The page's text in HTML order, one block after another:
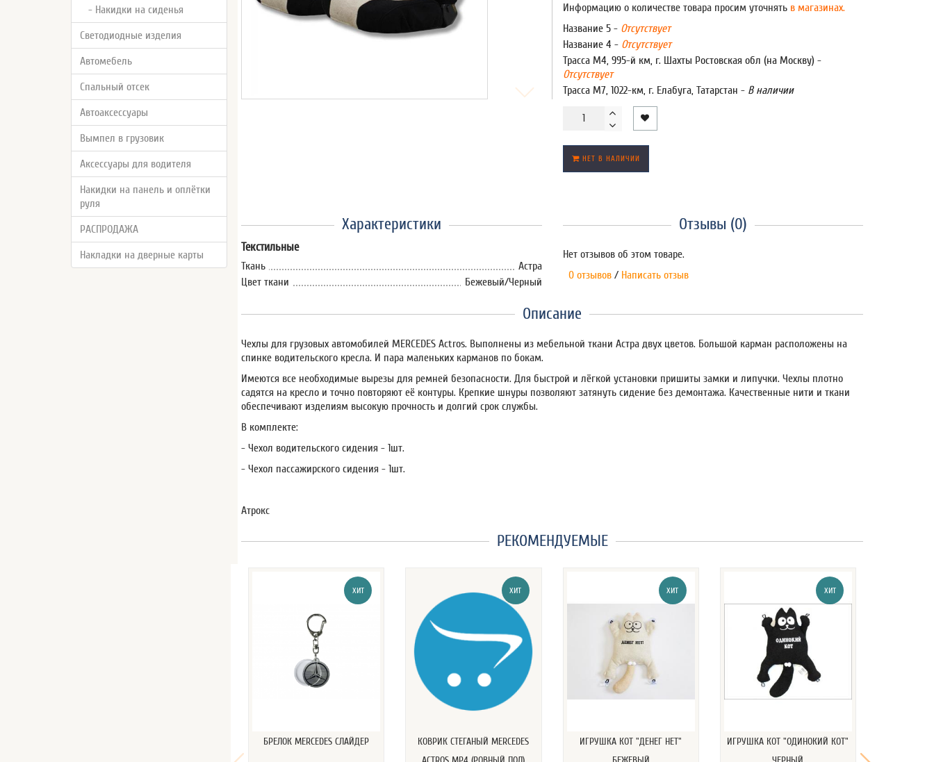
- Накидки на сиденья
Светодиодные изделия
Автомебель
Спальный отсек
Автоаксессуары
Вымпел в грузовик
Аксессуары для водителя
Накидки на панель и оплётки
руля
РАСПРОДАЖА
Накладки на дверные карты
Информацию о количестве товара просим уточнятьв магазинах.
Название 5 - Отсутствует
Название 4 - Отсутствует
Трасса М4, 995-й км, г. Шахты Ростовская обл (на Москву) -
Отсутствует
Трасса М7, 1022-км, г. Елабуга, Татарстан - В наличии
НЕТ В НАЛИЧИИ
Характеристики
Текстильные
Ткань
Астра
Цвет ткани
Бежевый/Черный
Отзывы (0)
Нет отзывов об этом товаре.
0 отзывов / Написать отзыв
Описание
Чехлы для грузовых автомобилей MERCEDES Actros. Выполнены из мебельной ткани Астра двух цветов. Большой карман расположены на
спинке водительского кресла. И пара маленьких карманов по бокам.
Имеются все необходимые вырезы для ремней безопасности. Для быстрой и лёгкой установки пришиты замки и липучки. Чехлы плотно
садятся на кресло и точно повторяют её контуры. Крепкие шнуры позволяют затянуть сидение без демонтажа. Качественные нити и ткани
обеспечивают изделиям высокую прочность и долгий срок службы.
В комплекте:
- Чехол водительского сидения - 1шт.
- Чехол пассажирского сидения - 1шт.
Атрокс
РЕКОМЕНДУЕМЫЕ
ХИТ
БРЕЛОК MERCEDES СЛАЙДЕР
ХИТ
КОВРИК СТЕГАНЫЙ MERCEDES
ХИТ
ИГРУШКА КОТ "ДЕНЕГ НЕТ"
ХИТ
ИГРУШКА КОТ "ОДИНОКИЙ КОТ"